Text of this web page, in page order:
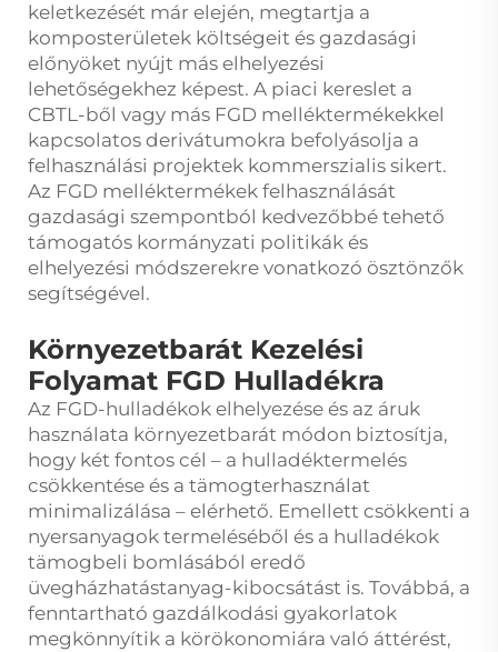
keletkezését már elején, megtartja a
komposterületek költségeit és gazdasági
előnyöket nyújt más elhelyezési
lehetőségekhez képest. A piaci kereslet a
CBTL-ből vagy más FGD melléktermékekkel
kapcsolatos derivátumokra befolyásolja a
felhasználási projektek kommerszialis sikert.
Az FGD melléktermékek felhasználását
gazdasági szempontból kedvezőbbé tehető
támogatós kormányzati politikák és
elhelyezési módszerekre vonatkozó ösztönzők
segítségével.
Környezetbarát Kezelési
Folyamat FGD Hulladékra
Az FGD-hulladékok elhelyezése és az áruk
használata környezetbarát módon biztosítja,
hogy két fontos cél – a hulladéktermelés
csökkentése és a tämogterhasználat
minimalizálása – elérhető. Emellett csökkenti a
nyersanyagok termeléséből és a hulladékok
tämogbeli bomlásából eredő
üvegházhatástanyag-kibocsátást is. Továbbá, a
fenntartható gazdálkodási gyakorlatok
megkönnyítik a körökonomiára való áttérést,